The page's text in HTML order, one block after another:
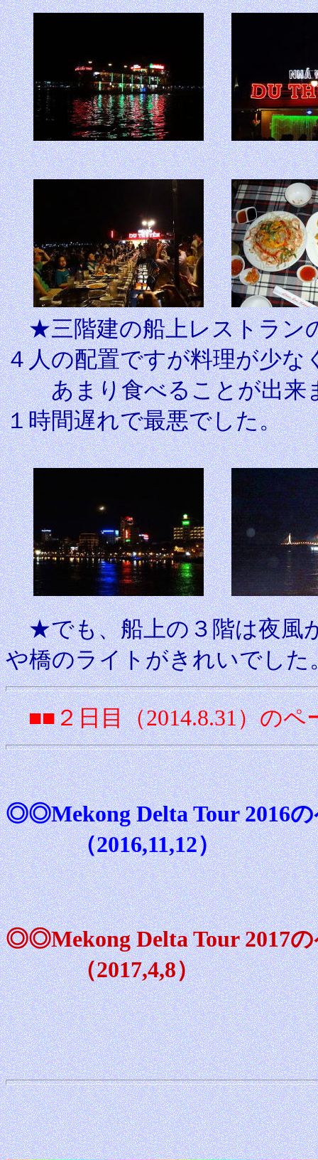
★三階建の船上レストラン
４人の配置ですが料理が少な
あまり食べることが出来ま
１時間遅れで最悪でした。
★でも、船上の３階は夜風
や橋のライトがきれいでした
■■２日目（2014.8.31）の
◎◎Mekong Delta Tour
（2016,11,12）
◎◎Mekong Delta Tour
（2017,4,8）